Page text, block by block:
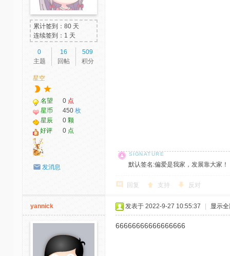
累计签到：80 天
连续签到：1 天
0
主题
16
回帖
509
积分
星空
名望 0 点
星币
450 枚
星辰
0 颗
好评
0 点
发消息 默认签名:偏爱是我家，发展靠大家
回复 支持 反对
yannick 发表于 2022-9-27 10:55:37 显示
66666666666666666